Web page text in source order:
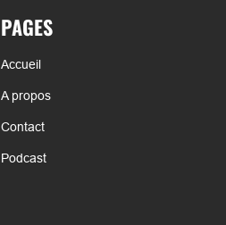
PAGES
Accueil
A propos
Contact
Podcast